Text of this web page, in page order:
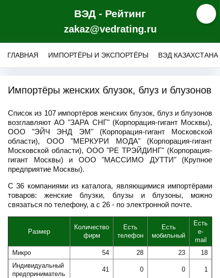
ВЭД - Рейтинг
zakaz@vedrating.ru
ГЛАВНАЯ ИМПОРТЁРЫ И ЭКСПОРТЁРЫ ВЭД КАЗАХСТАНА
Импортёры женских блузок, блуз и блузонов
Список из 107 импортёров женских блузок, блуз и блузонов
возглавляют АО "ЗАРА СНГ" (Корпорация-гигант Москвы),
ООО "ЭЙЧ ЭНД ЭМ" (Корпорация-гигант Московской
области), ООО "МЕРКУРИ МОДА" (Корпорация-гигант
Московской области), ООО "РЕ ТРЭЙДИНГ" (Корпорация-
гигант Москвы) и ООО "МАССИМО ДУТТИ" (Крупное
предприятие Москвы).
С 36 компаниями из каталога, являющимися импортёрами
товаров: женские блузки, блузы и блузоны, можно
связаться по телефону, а с 26 - по электронной почте.
Размер
Количество
фирм
Есть
телефон
Есть
мобильный
Есть
e-
mail
Микро
54 28 23
18
Индивидуальный
предприниматель
41 0 0 1